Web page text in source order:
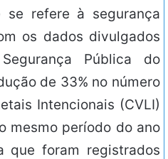
se refere à segurança
os dados divulgados
Pública do
de 33% no número
Intencionais (CVLI)
mesmo período do ano
que foram registrados